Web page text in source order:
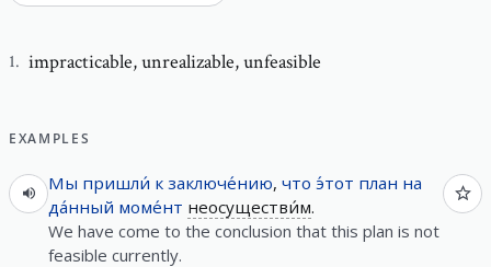
1. impracticable,unrealizable, unfeasible
EXAMPLES
Мы пришли́ к заключе́нию, что э́тот план на
да́нный моме́нт неосуществи́м.
We have come to the conclusion that this plan is not
feasible currently.